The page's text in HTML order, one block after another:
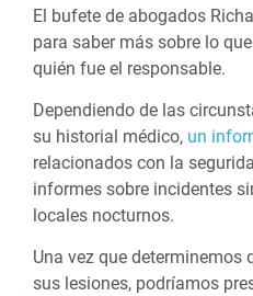
El bufete de abogados
para saber más sobre lo
quién fue el responsable.
Dependiendo de las
su historial médico, un
relacionados con la
informes sobre incidentes
locales nocturnos.
Una vez que determinemos
sus lesiones, podríamos